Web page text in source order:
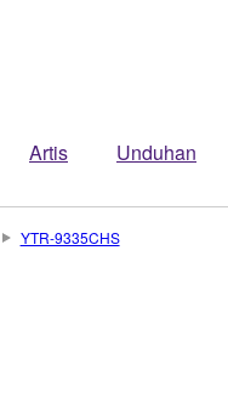
Artis Unduhan
YTR-9335CHS